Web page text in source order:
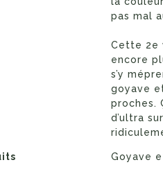
pas mal
Cette 2e
encore
s’y
goyave
proches.
d’ultra
Goyave